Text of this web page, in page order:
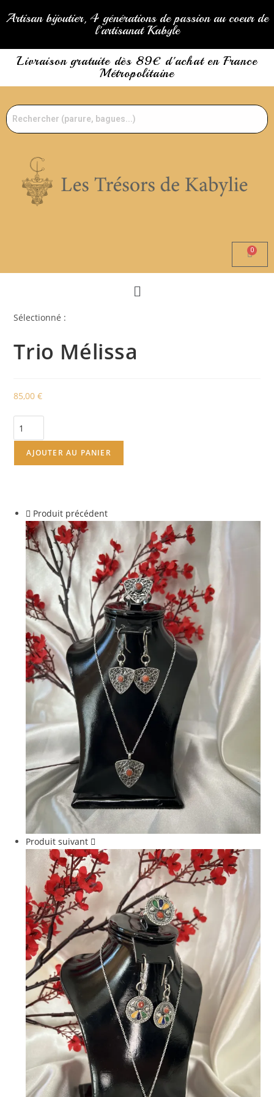
Artisan bijoutier, 4 générations de passion au coeur de
l'artisanat Kabyle
Livraison gratuite dès 89€ d'achat en France
Métropolitaine
Sélectionné :
Trio Mélissa
85,00€
AJOUTER AU PANIER
Produit précédent
Produit suivant